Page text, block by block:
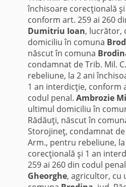
închisoare corecţională
conform art. 259 ai 260
Dumitriu Ioan, lucrător,
domiciliu în comuna
născut în comuna
condamnat de Trib. Mil.
rebeliune, la 2 ani
1 an interdicţie, conform
codul penal. Ambrozie
ultimul domiciliu în
Rădăuţi, născut în
Storojineţ, condamnat de
Arm., pentru rebeliune,
corecţională şi 1 an
259 ai 260 din codul
Gheorghe, agricultor, cu